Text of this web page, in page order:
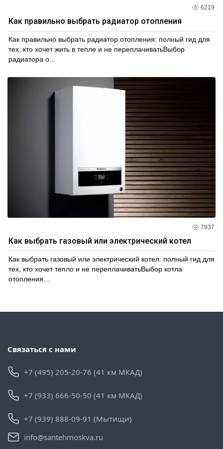
6219
Как правильно выбрать радиатор отопления
Как правильно выбрать радиатор отопления: полный гид для
тех, кто хочет жить в тепле и не переплачиватьВыбор
радиатора о...
7937
Как выбрать газовый или электрический котел
Как выбрать газовый или электрический котел: полный гид для
тех, кто хочет тепло и не переплачиватьВыбор котла
отопления...
Связаться с нами
+7 (495) 205-20-76 (41 км МКАД)
+7 (933) 666-50-50 (41 км МКАД)
+7 (939) 888-09-91 (Мытищи)
info@santehmoskva.ru